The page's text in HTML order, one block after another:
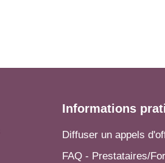
Informations
Diffuser un appels
FAQ - Prestataires/